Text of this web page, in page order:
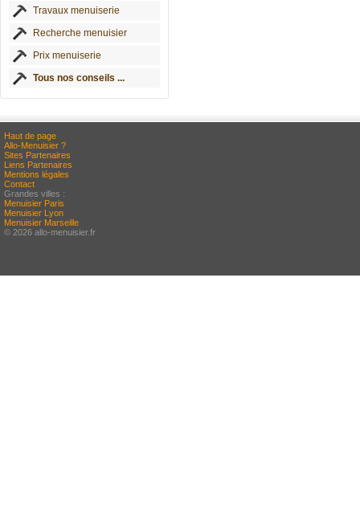
Travaux menuiserie
Recherche menuisier
Prix menuiserie
Tous nos conseils ...
Haut de page
Allo-Menuisier ?
Sites Partenaires
Liens Partenaires
Mentions légales
Contact
Grandes villes :
Menuisier Paris
Menuisier Lyon
Menuisier Marseille
© 2026 allo-menuisier.fr